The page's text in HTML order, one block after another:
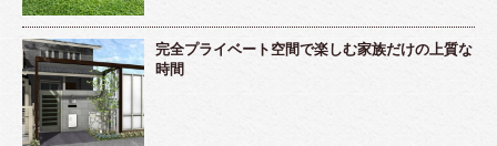
完全プライベート空間で楽しむ家族だけの上質な
時間